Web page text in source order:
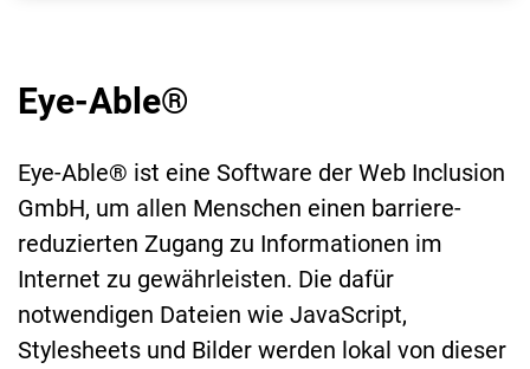
Eye-Able®
Eye-Able® ist eine Software der Web Inclusion
GmbH, um allen Menschen einen barriere-
reduzierten Zugang zu Informationen im
Internet zu gewährleisten. Die dafür
notwendigen Dateien wie JavaScript,
Stylesheets und Bilder werden lokal von dieser